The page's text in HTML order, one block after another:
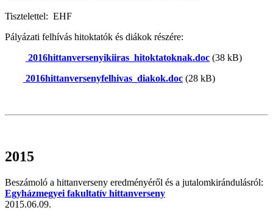
Tisztelettel: EHF
Pályázati felhívás hitoktatók és diákok részére:
2016hittanversenyikiiras_hitoktatoknak.doc (38 kB)
2016hittanversenyfelhivas_diakok.doc (28 kB)
2015
Beszámoló a hittanverseny eredményéről és a jutalomkirándulásról:
Egyházmegyei fakultatív hittanverseny
2015.06.09.